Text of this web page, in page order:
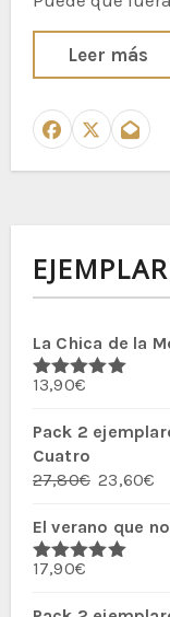
Leer más
La Chica de la
Valorado
5
13,90€
Pack 2
Cuatro
27,80€ El
original
era:
23,60€
El verano que
Valorado
5
17,90€